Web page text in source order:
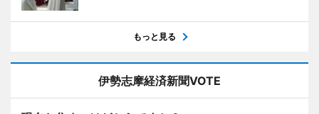
もっと見る
伊勢志摩経済新聞VOTE